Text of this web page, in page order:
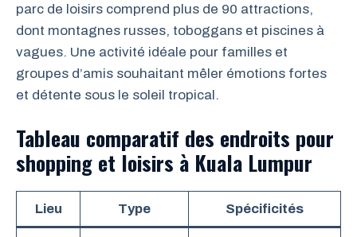
parc de loisirs comprend plus de 90 attractions,
dont montagnes russes, toboggans et piscines à
vagues. Une activité idéale pour familles et
groupes d’amis souhaitant mêler émotions fortes
et détente sous le soleil tropical.
Tableau comparatif des endroits pour
shopping et loisirs à Kuala Lumpur
Lieu Type Spécificités